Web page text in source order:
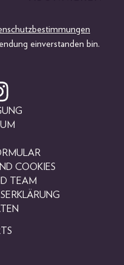
einverstanden bin.
COOKIES
TEAM